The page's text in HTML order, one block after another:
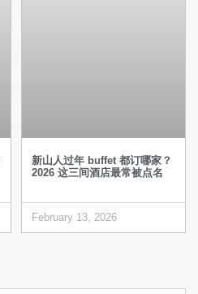
新山人过年 buffet 都订哪家？
2026 这三间酒店最常被点名
February 13, 2026